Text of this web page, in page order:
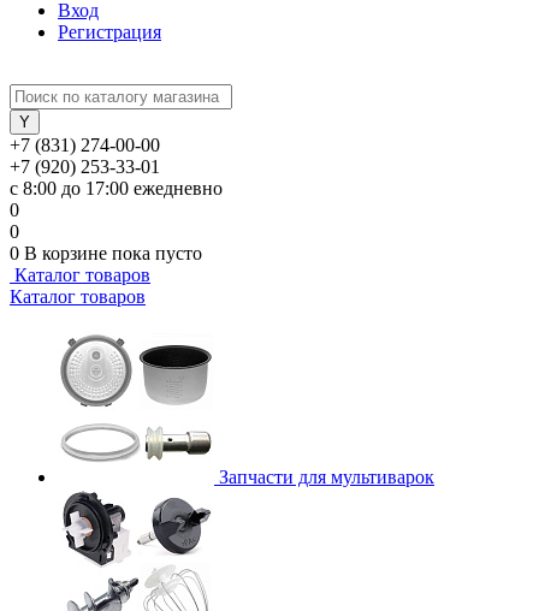
Вход
Регистрация
+7 (831) 274-00-00
+7 (920) 253-33-01
с 8:00 до 17:00 ежедневно
0
0
0 В корзине пока пусто
Каталог товаров
Каталог товаров
Запчасти для мультиварок